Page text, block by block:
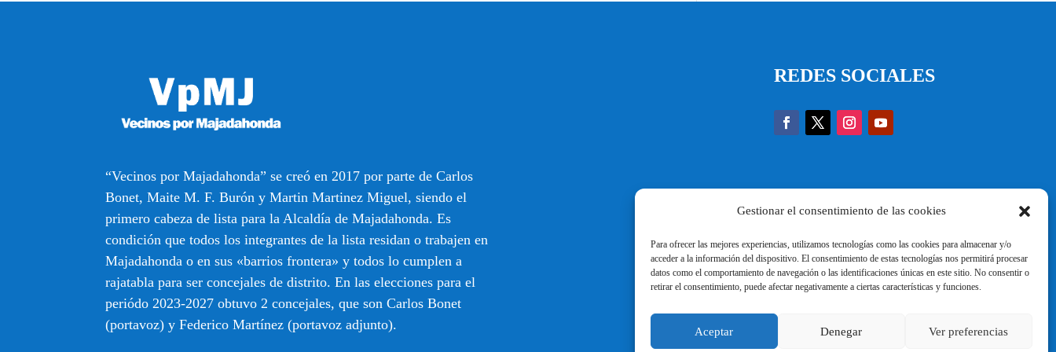
Gestionar el consentimiento de las cookies
Para ofrecer las mejores experiencias, utilizamos tecnologías como las cookies para almacenar y/o
acceder a la información del dispositivo. El consentimiento de estas tecnologías nos permitirá procesar
datos como el comportamiento de navegación o las identificaciones únicas en este sitio. No consentir o
retirar el consentimiento, puede afectar negativamente a ciertas características y funciones.
Aceptar Denegar Ver preferencias
“Vecinos por Majadahonda” se creó en 2017 por parte de Carlos
Bonet, Maite M. F. Burón y Martin Martinez Miguel, siendo el
primero cabeza de lista para la Alcaldía de Majadahonda. Es
condición que todos los integrantes de la lista residan o trabajen en
Majadahonda o en sus «barrios frontera» y todos lo cumplen a
rajatabla para ser concejales de distrito. En las elecciones para el
periódo 2023-2027 obtuvo 2 concejales, que son Carlos Bonet
(portavoz) y Federico Martínez (portavoz adjunto).
REDES SOCIALES